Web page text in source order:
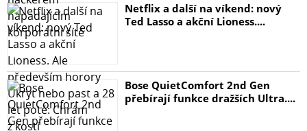
Netflix a další na víkend: nový
Ted Lasso a akční Lioness....
Bose QuietComfort 2nd Gen
přebírají funkce dražších Ultra....